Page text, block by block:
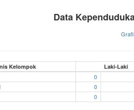
Data
Kelompok Laki-Laki
0
0
0